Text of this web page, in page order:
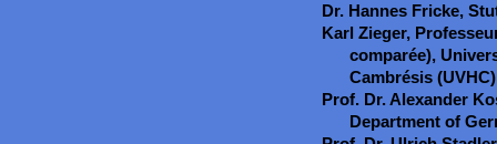
Dr. Hannes Fricke,
Karl Zieger,
comparée),
Cambrésis
Prof. Dr. Alexander
Department of